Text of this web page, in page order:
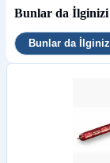
Bunlar da
Bunlar da